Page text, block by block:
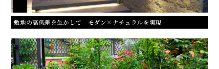
敷地の高低差を生かして モダン×ナチュラルを実現